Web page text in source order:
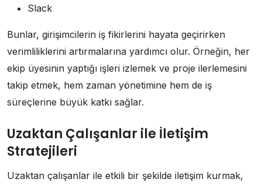
Slack
Bunlar, girişimcilerin iş fikirlerini hayata geçirirken
verimliliklerini artırmalarına yardımcı olur. Örneğin, her
ekip üyesinin yaptığı işleri izlemek ve proje ilerlemesini
takip etmek, hem zaman yönetimine hem de iş
süreçlerine büyük katkı sağlar.
Uzaktan Çalışanlar ile İletişim
Stratejileri
Uzaktan çalışanlar ile etkili bir şekilde iletişim kurmak,